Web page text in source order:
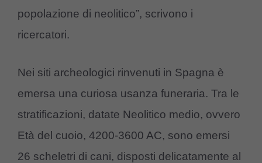
popolazione di neolitico”, scrivono i
ricercatori.
Nei siti archeologici rinvenuti in Spagna è
emersa una curiosa usanza funeraria. Tra le
stratificazioni, datate Neolitico medio, ovvero
Età del cuoio, 4200-3600 AC, sono emersi
26 scheletri di cani, disposti delicatamente al